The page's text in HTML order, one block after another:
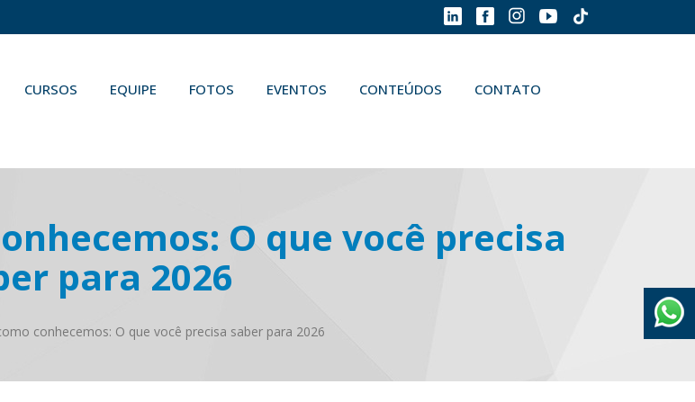
CURSOS EQUIPE FOTOS EVENTOS CONTEÚDOS CONTATO
O que você precisa
para 2026
conhecemos: O que você precisa saber para 2026